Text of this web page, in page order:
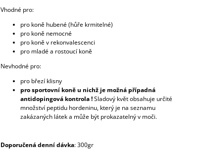
Vhodné pro:
pro koně hubené (hůře krmitelné)
pro koně nemocné
pro koně v rekonvalescenci
pro mladé a rostoucí koně
Nevhodné pro:
pro březí klisny
pro sportovní koně u nichž je možná případná
antidopingová kontrola !Sladový květ obsahuje určité
množství peptidu hordeninu, který je na seznamu
zakázaných látek a může být prokazatelný v moči.
Doporučená denní dávka: 300gr